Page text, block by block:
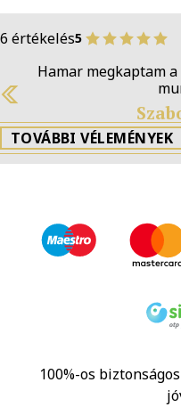
6 értékelés5
a KING tokomat,
Szabolcs Fehér
Previous
TOVÁBBI VÉLEMÉNYEK
100%-os